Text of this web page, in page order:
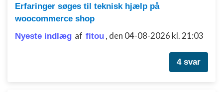
Erfaringer søges til teknisk hjælp på
woocommerce shop
Nyeste indlæg af fitou , den 04-08-2026 kl. 21:03
4 svar